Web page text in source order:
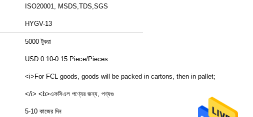
ISO20001, MSDS,TDS,SGS
HYGV-13
5000 টুকরা
USD 0.10-0.15 Piece/Pieces
<i>For FCL goods, goods will be packed in cartons, then in pallet;
</i> <b>এফসিএল পণ্যের জন্য, পণ্যগু
5-10 কাজের দিন